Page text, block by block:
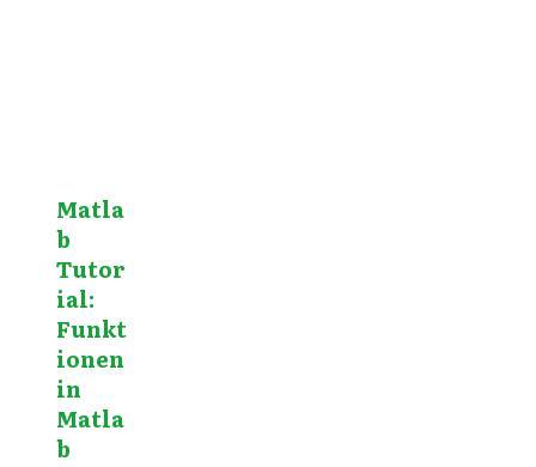
Matla
b
Tutor
ial:
Funkt
ionen
in
Matla
b